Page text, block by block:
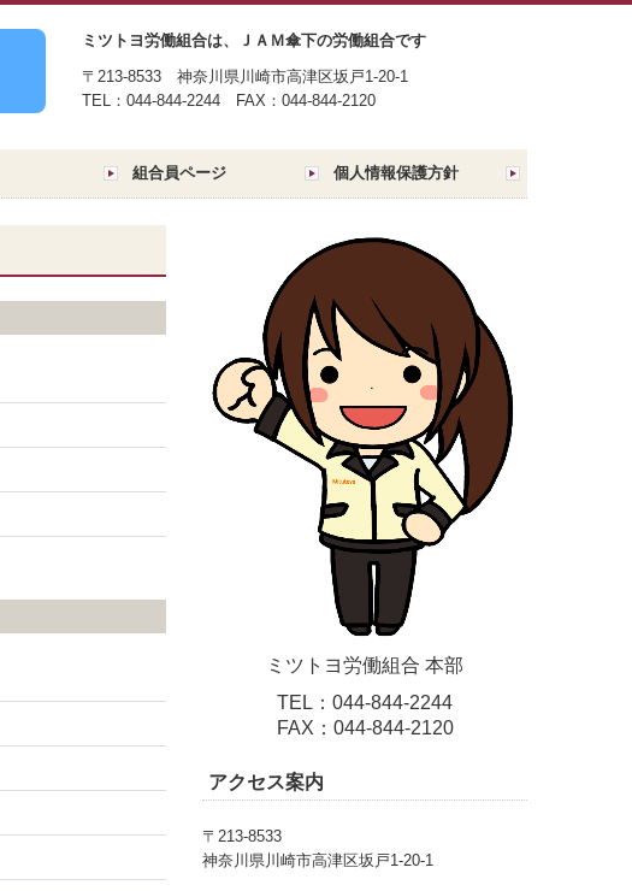
ミツトヨ労働組合は、ＪＡＭ傘下の労働組合です
〒213-8533 神奈川県川崎市高津区坂戸1-20-1
TEL： 044-844-2244 FAX：044-844-2120
組合員ページ 個人情報保護方針
ミツトヨ労働組合 本部
TEL： 044-844-2244
FAX：044-844-2120
アクセス案内
〒213-8533
神奈川県川崎市高津区坂戸1-20-1